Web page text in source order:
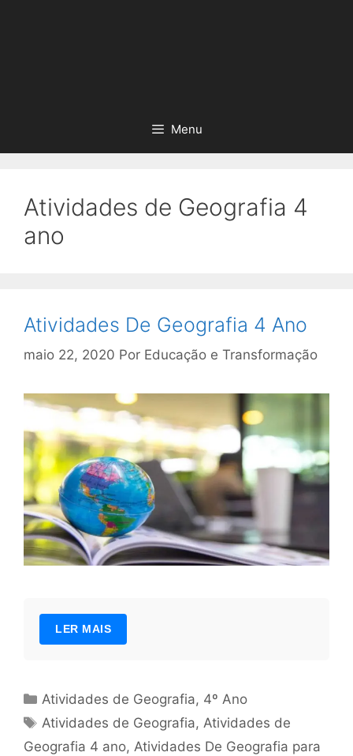
Menu
Atividades de Geografia 4
ano
Atividades De Geografia 4 Ano
maio 22, 2020 Por Educação e Transformação
LER MAIS
Categorias
Atividades de Geografia, 4º Ano
Tags
Atividades de Geografia,Atividades de
Geografia 4 ano, Atividades De Geografia para